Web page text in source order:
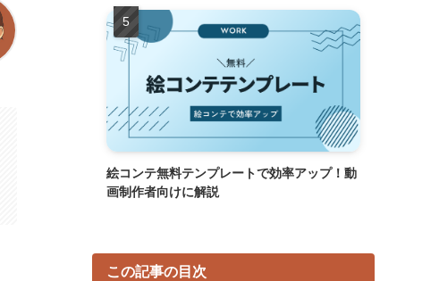
絵コンテ無料テンプレートで効率アップ！動
画制作者向けに解説
この記事の目次